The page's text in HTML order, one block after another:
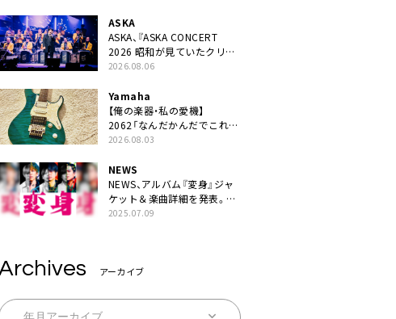
YouTube公開
ASKA
ASKA、『ASKA CONCERT
2026 昭和が見ていたクリス
マス!? 』発売＆上映決定
2026.08.06
Yamaha
【俺の楽器・私の愛機】
2062「なんだかんだでこれが
1番」
2026.08.03
NEWS
NEWS、アルバム『変身』ジャ
ケット＆楽曲詳細を発表。ナ
レーションは⼭寺宏⼀
2025.07.09
アーカイブ